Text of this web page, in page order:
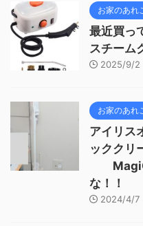
お家のあれ
最近買っ
スチーム
2025/9/2
お家のあれ
アイリス
ックク
な！！
2024/4/7